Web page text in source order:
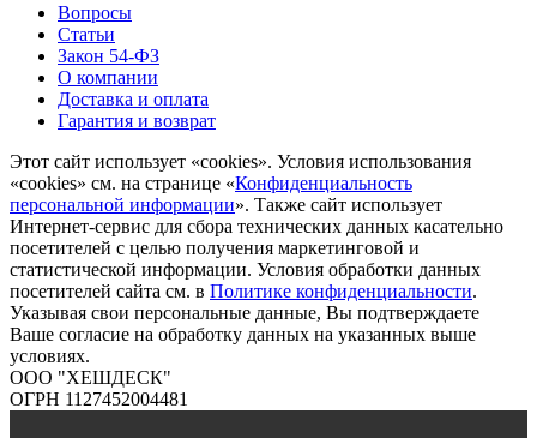
Вопросы
Статьи
Закон 54-ФЗ
О компании
Доставка и оплата
Гарантия и возврат
Этот сайт использует «cookies». Условия использования
«cookies» см. на странице «Конфиденциальность
персональной информации». Также сайт использует
Интернет-сервис для сбора технических данных касательно
посетителей с целью получения маркетинговой и
статистической информации. Условия обработки данных
посетителей сайта см. в Политике конфиденциальности.
Указывая свои персональные данные, Вы подтверждаете
Ваше согласие на обработку данных на указанных выше
условиях.
ООО "ХЕШДЕСК"
ОГРН 1127452004481